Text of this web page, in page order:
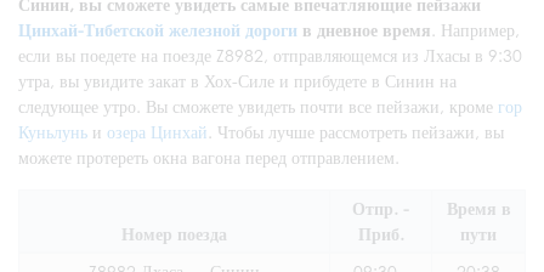
Синин, вы сможете увидеть самые впечатляющие пейзажи
Цинхай-Тибетской железной дороги в дневное время . Например,
если вы поедете на поезде Z8982, отправляющемся из Лхасы в 9:30
утра, вы увидите закат в Хох-Силе и прибудете в Синин на
следующее утро. Вы сможете увидеть почти все пейзажи, кроме гор
Куньлунь и озера Цинхай . Чтобы лучше рассмотреть пейзажи, вы
можете протереть окна вагона перед отправлением.
Номер поезда
Отпр. -
Приб.
Время в
пути